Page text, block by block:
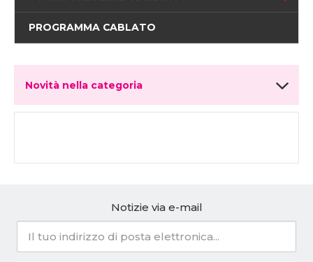
PROGRAMMA CABLATO
Novità nella categoria
Notizie via e-mail